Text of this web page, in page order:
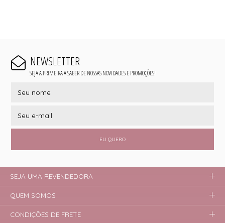
NEWSLETTER
SEJA A PRIMEIRA A SABER DE NOSSAS NOVIDADES E PROMOÇÕES!
EU QUERO
SEJA UMA REVENDEDORA
QUEM SOMOS
CONDIÇÕES DE FRETE